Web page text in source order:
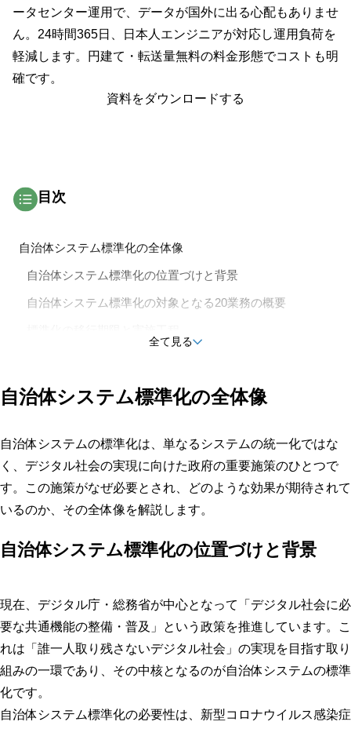
ータセンター運用で、データが国外に出る心配もありませ
ん。24時間365日、日本人エンジニアが対応し運用負荷を
軽減します。円建て・転送量無料の料金形態でコストも明
確です。
資料をダウンロードする
目次
自治体システム標準化の全体像
自治体システム標準化の位置づけと背景
自治体システム標準化の対象となる20業務の概要
標準化による具体的な効果と可能性
ベンダー選択の自由度向上
システム間連携の円滑化
業務効率の向上
現行システムの実態把握と分析
データ移行計画の策定方法
段階的移行のプロセス設計
まとめ
さくらのパートナーネットワークのご案内
全て見る
自治体システム標準化の全体像
自治体システムの標準化は、単なるシステムの統一化ではな
く、デジタル社会の実現に向けた政府の重要施策のひとつで
す。この施策がなぜ必要とされ、どのような効果が期待されて
いるのか、その全体像を解説します。
自治体システム標準化の位置づけと背景
現在、デジタル庁・総務省が中心となって「デジタル社会に必
要な共通機能の整備・普及」という政策を推進しています。こ
れは「誰一人取り残さないデジタル社会」の実現を目指す取り
組みの一環であり、その中核となるのが自治体システムの標準
化です。
自治体システム標準化の必要性は、新型コロナウイルス感染症